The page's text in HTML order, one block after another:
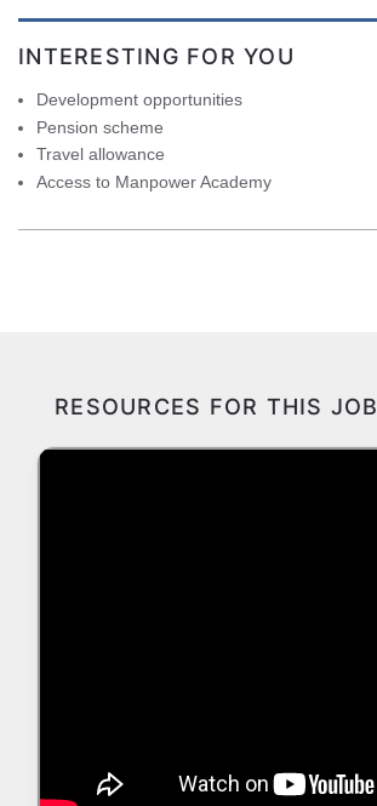
INTERESTING FOR YOU
Development opportunities
Pension scheme
Travel allowance
Access to Manpower Academy
RESOURCES FOR THIS JOB